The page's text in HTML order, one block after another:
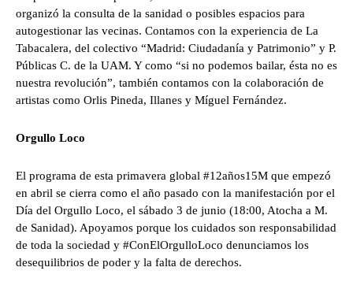
organizó la consulta de la sanidad o posibles espacios para
autogestionar las vecinas. Contamos con la experiencia de La
Tabacalera, del colectivo “Madrid: Ciudadanía y Patrimonio” y P.
Públicas C. de la UAM. Y como “si no podemos bailar, ésta no es
nuestra revolución”, también contamos con la colaboración de
artistas como Orlis Pineda, Illanes y Míguel Fernández.
Orgullo Loco
El programa de esta primavera global #12años15M que empezó
en abril se cierra como el año pasado con la manifestación por el
Día del Orgullo Loco, el sábado 3 de junio (18:00, Atocha a M.
de Sanidad). Apoyamos porque los cuidados son responsabilidad
de toda la sociedad y #ConElOrgulloLoco denunciamos los
desequilibrios de poder y la falta de derechos.